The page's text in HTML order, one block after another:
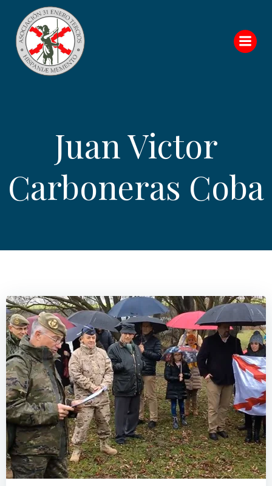
Juan Victor
Carboneras Coba